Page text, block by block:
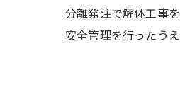
分離発注で解体工事
安全管理を行ったう